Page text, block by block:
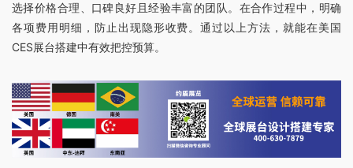
选择价格合理、口碑良好且经验丰富的团队。在合作过程中，明确
各项费用明细，防止出现隐形收费。通过以上方法，就能在美国
CES展台搭建中有效把控预算。